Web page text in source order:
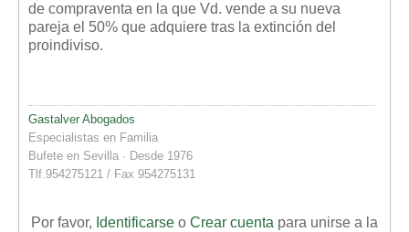
de compraventa en la que Vd. vende a su nueva
pareja el 50% que adquiere tras la extinción del
proindiviso.
Gastalver Abogados
Especialistas en Familia
Bufete en Sevilla · Desde 1976
Tlf.954275121 / Fax 954275131
Por favor, Identificarse o Crear cuenta para unirse a la